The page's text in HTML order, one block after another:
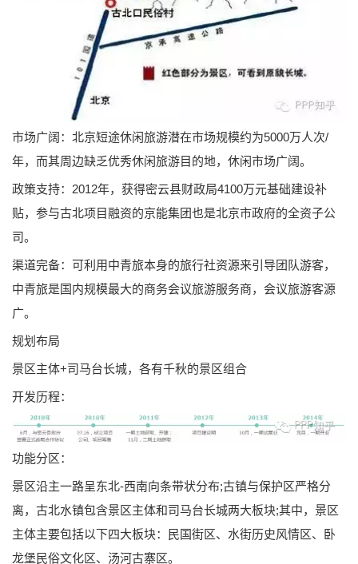
市场广阔：北京短途休闲旅游潜在市场规模约为5000万人次/
年，而其周边缺乏优秀休闲旅游目的地，休闲市场广阔。
政策支持：2012年，获得密云县财政局4100万元基础建设补
贴，参与古北项目融资的京能集团也是北京市政府的全资子公
司。
渠道完备：可利用中青旅本身的旅行社资源来引导团队游客，
中青旅是国内规模最大的商务会议旅游服务商，会议旅游客源
广。
规划布局
景区主体+司马台长城，各有千秋的景区组合
开发历程：
功能分区：
景区沿主一路呈东北-西南向条带状分布;古镇与保护区严格分
离，古北水镇包含景区主体和司马台长城两大板块;其中，景区
主体主要包括以下四大板块：民国街区、水街历史风情区、卧
龙堡民俗文化区、汤河古寨区。